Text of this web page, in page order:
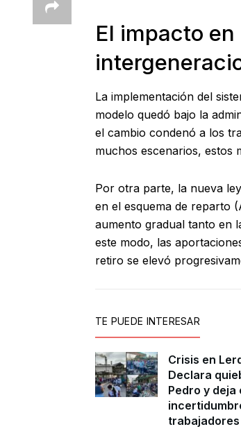
El impacto
La implementación del
modelo quedó bajo la
el cambio condenó a los
muchos escenarios, estos
Por otra parte, la nueva
en el esquema de reparto
aumento gradual tanto en
este modo, las
retiro se elevó
TE PUEDE INTERESAR
Crisis en
Declara
Pedro y deja
trabajadores